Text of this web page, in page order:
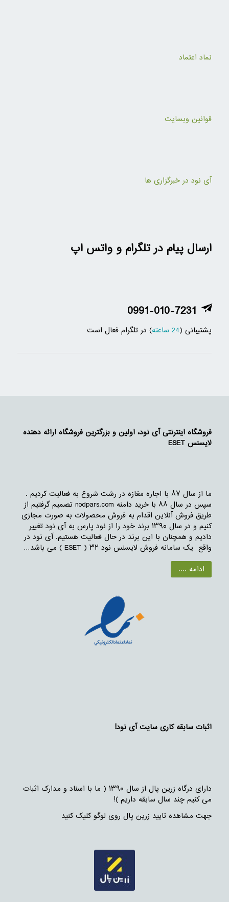
نماد اعتماد
قوانین وبسایت
آی نود در خبرگزاری ها
ارسال پیام در تلگرام و واتس اپ
0991-010-7231
پشتیبانی (24 ساعته ) در تلگرام فعال است
فروشگاه اینترنتی آی نود، اولین و بزرگترین فروشگاه ارائه دهنده
لایسنس ESET
ما از سال ۸۷ با اجاره مغازه در رشت شروع به فعالیت کردیم .
سپس در سال ۸۸ با خرید دامنه nodpars.com تصمیم گرفتیم از
طریق فروش آنلاین اقدام به فروش محصولات به صورت مجازی
کنیم و در سال ۱۳۹۰ برند خود را از نود پارس به آی نود تغییر
دادیم و همچنان با این برند در حال فعالیت هستیم. آی نود در
واقع یک سامانه فروش لایسنس نود ۳۲ ( ESET ) می باشد…
ادامه ....
اثبات سابقه کاری سایت آی نود!
دارای درگاه زرین پال از سال ۱۳۹۰ ( ما با اسناد و مدارک اثبات
می کنیم چند سال سابقه داریم )!
جهت مشاهده تایید زرین پال روی لوگو کلیک کنید